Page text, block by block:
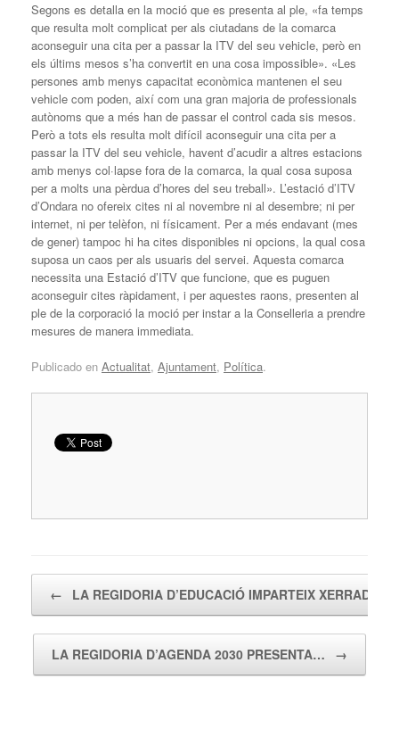
Segons es detalla en la moció que es presenta al ple, «fa temps
que resulta molt complicat per als ciutadans de la comarca
aconseguir una cita per a passar la ITV del seu vehicle, però en
els últims mesos s’ha convertit en una cosa impossible». «Les
persones amb menys capacitat econòmica mantenen el seu
vehicle com poden, així com una gran majoria de professionals
autònoms que a més han de passar el control cada sis mesos.
Però a tots els resulta molt difícil aconseguir una cita per a
passar la ITV del seu vehicle, havent d’acudir a altres estacions
amb menys col·lapse fora de la comarca, la qual cosa suposa
per a molts una pèrdua d’hores del seu treball». L’estació d’ITV
d’Ondara no ofereix cites ni al novembre ni al desembre; ni per
internet, ni per telèfon, ni físicament. Per a més endavant (mes
de gener) tampoc hi ha cites disponibles ni opcions, la qual cosa
suposa un caos per als usuaris del servei. Aquesta comarca
necessita una Estació d’ITV que funcione, que es puguen
aconseguir cites ràpidament, i per aquestes raons, presenten al
ple de la corporació la moció per instar a la Conselleria a prendre
mesures de manera immediata.
Publicado en Actualitat, Ajuntament, Política.
← LA REGIDORIA D’EDUCACIÓ IMPARTEIX XERRADES…
LA REGIDORIA D’AGENDA 2030 PRESENTA… →